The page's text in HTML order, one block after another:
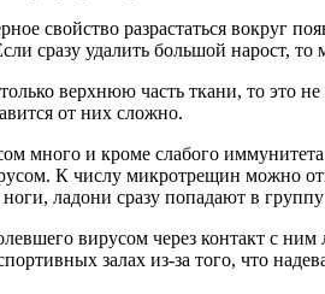
свойство разрастаться вокруг
сразу удалить большой нарост,
верхнюю часть ткани, то это
от них сложно.
много и кроме слабого
К числу микротрещин можно
ладони сразу попадают в
вирусом через контакт с
залах из-за того, что